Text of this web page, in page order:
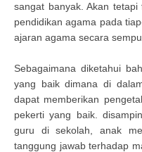
sangat banyak. Akan
pendidikan agama pada
ajaran agama secara
Sebagaimana diketahui
yang baik dimana di
dapat memberikan
pekerti yang baik.
guru di sekolah, anak
tanggung jawab terhadap